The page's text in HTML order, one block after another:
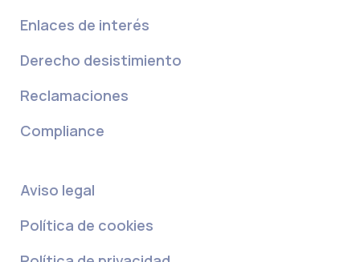
Enlaces de interés
Derecho desistimiento
Reclamaciones
Compliance
Aviso legal
Política de cookies